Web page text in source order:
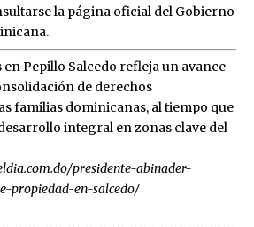
la página oficial del Gobierno
Pepillo Salcedo refleja un avance
de derechos
familias dominicanas, al tiempo que
integral en zonas clave del
presidente-abinader-
propiedad-en-salcedo/